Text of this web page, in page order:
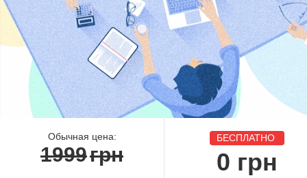
Обычная цена:
1999грн
БЕСПЛАТНО
0 грн